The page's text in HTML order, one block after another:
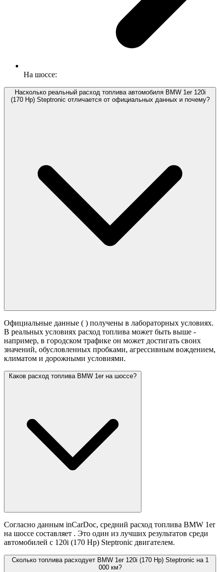
На шоссе:
Насколько реальный расход топлива автомобиля BMW 1er 120i
(170 Hp) Steptronic отличается от официальных данных и почему?
Официальные данные ( ) получены в лабораторных условиях.
В реальных условиях расход топлива может быть выше -
например, в городском трафике он может достигать своих
значений, обусловленных пробками, агрессивным вождением,
климатом и дорожными условиями.
Каков расход топлива BMW 1er на шоссе?
Согласно данным inCarDoc, средний расход топлива BMW 1er
на шоссе составляет . Это один из лучших результатов среди
автомобилей с 120i (170 Hp) Steptronic двигателем.
Сколько топлива расходует BMW 1er 120i (170 Hp) Steptronic на 1
000 км?